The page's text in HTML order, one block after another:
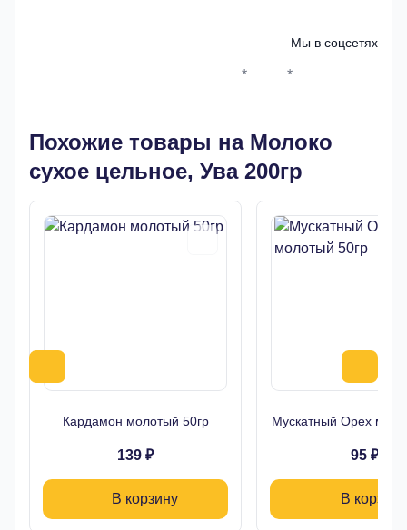
Мы в соцсетях
* *
Похожие товары на Молоко
сухое цельное, Ува 200гр
Кардамон молотый 50гр
139 ₽
В корзину
Мускатный Орех
95 ₽
В корзину